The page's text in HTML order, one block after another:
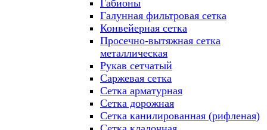
Габионы
Галунная фильтровая сетка
Конвейерная сетка
Просечно-вытяжная сетка
металлическая
Рукав сетчатый
Саржевая сетка
Сетка арматурная
Сетка дорожная
Сетка канилированная (рифленая)